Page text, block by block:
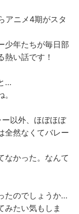
アニメ4期がスタ
少年たちが毎日部
い話です！
…
以外、ほぼほぼ
全然なくてバレー
なかった。なんて
たのでしょうか…
みたい気もしま